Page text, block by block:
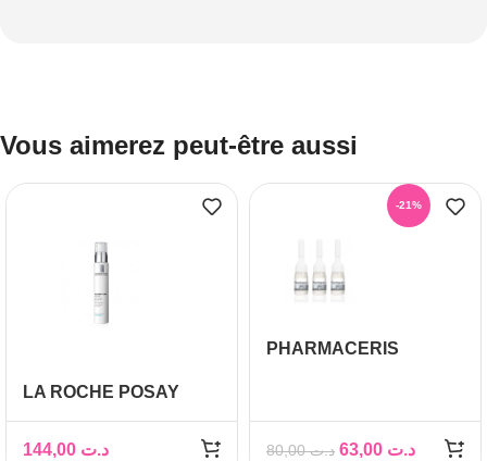
Vous aimerez peut-être aussi
LA ROCHE POSAY
30ML
د.ت
-21%
PHARMACERIS
3 flacons de 4ml
د.ت80,00 د.ت